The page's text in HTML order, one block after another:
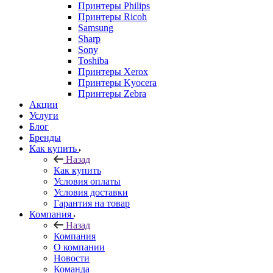
Принтеры Philips
Принтеры Ricoh
Samsung
Sharp
Sony
Toshiba
Принтеры Xerox
Принтеры Kyocera
Принтеры Zebra
Акции
Услуги
Блог
Бренды
Как купить
Назад
Как купить
Условия оплаты
Условия доставки
Гарантия на товар
Компания
Назад
Компания
О компании
Новости
Команда